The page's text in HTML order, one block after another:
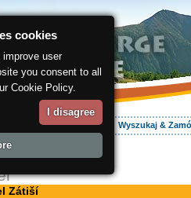
Zakwaterowanie Wyszukaj &
> Hotel Zátiší
Zátiší
cookies
user
you consent to all
Cookie Policy.
I disagree